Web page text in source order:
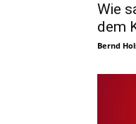
Wie
dem
Bernd